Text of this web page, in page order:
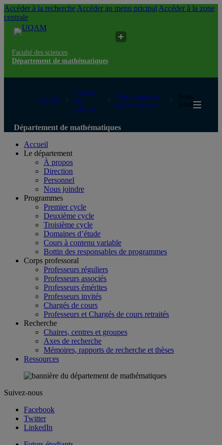
Accéder à la recherche Accéder au menu pricipal Accéder à la zone
centrale
Faculté des sciences
Département de mathématiques
UQAM
Faculté
des
sciences
Département de
mathématiques
Nous
joindre
Département de mathématiques
Accueil
Le département
À propos
Direction
Personnel
Nous joindre
Programmes
Premier cycle
Deuxième cycle
Troisième cycle
Domaines d’étude
Cours à contenu variable
Bottin des responsables de programmes
Corps professoral
Professeurs réguliers
Professeurs associés
Professeurs émérites
Professeurs invités
Chargés de cours
Professeurs et Chargés de cours retraités
Recherche
Chaires, centres et groupes
Axes de recherche
Mémoires, rapports de recherche et thèses
Ressources
Suivez-nous
Facebook
Twitter
LinkedIn